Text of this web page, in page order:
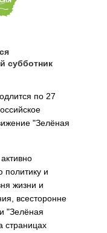
субботник
по 27
"Зелёная
и
жизни и
всесторонне
"Зелёная
страницах